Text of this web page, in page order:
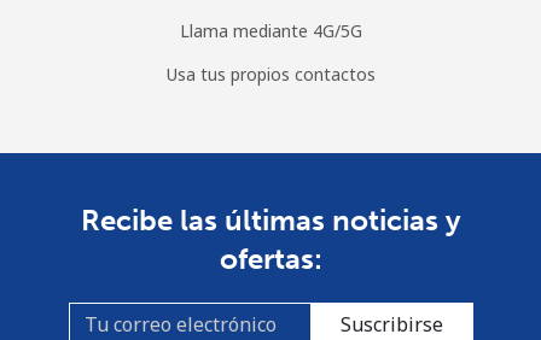
Llama mediante 4G/5G
Usa tus propios contactos
Recibe las últimas noticias y
ofertas:
Suscribirse